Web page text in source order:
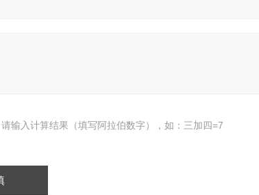
请输入计算结果（填写阿拉伯数字），如：三加四=7